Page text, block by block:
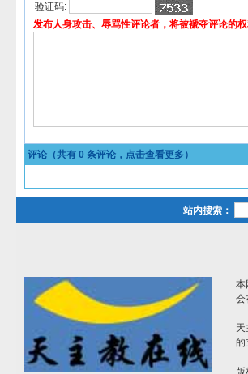
验证码:
发布人身攻击、辱骂性评论者，将被褫夺评论的权
评论（共有 0 条评论，点击查看更多）
站内搜索：
本
会
的